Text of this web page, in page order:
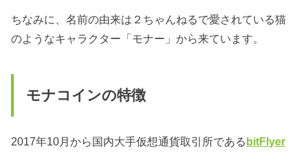
ちなみに、名前の由来は２ちゃんねるで愛されている猫
のようなキャラクター「モナー」から来ています。
モナコインの特徴
2017年10月から国内大手仮想通貨取引所であるbitFlyer